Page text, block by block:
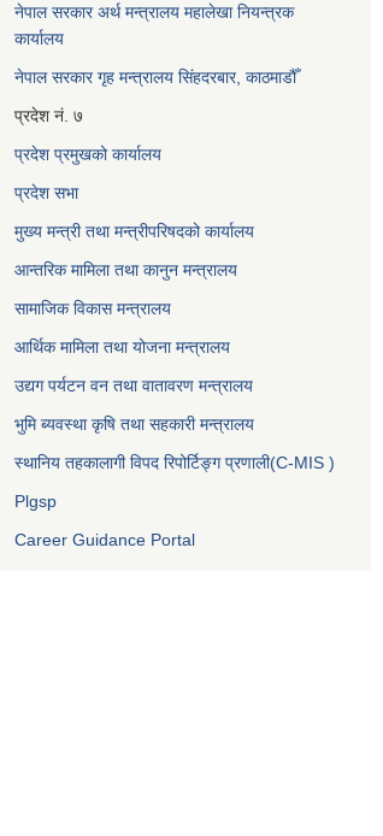
नेपाल सरकार अर्थ मन्त्रालय महालेखा नियन्त्रक
कार्यालय
नेपाल सरकार गृह मन्त्रालय सिंहदरबार, काठमाडौँ
प्रदेश नं. ७
प्रदेश प्रमुखको कार्यालय
प्रदेश सभा
मुख्य मन्त्री तथा मन्त्रीपरिषदको कार्यालय
आन्तरिक मामिला तथा कानुन मन्त्रालय
सामाजिक विकास मन्त्रालय
आर्थिक मामिला तथा योजना मन्त्रालय
उद्यग पर्यटन वन तथा वातावरण मन्त्रालय
भुमि ब्यवस्था कृषि तथा सहकारी मन्त्रालय
स्थानिय तहकालागी विपद रिपोर्टिङ्ग प्रणाली(C-MIS )
Plgsp
Career Guidance Portal